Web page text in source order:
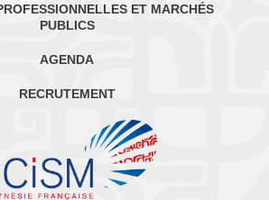
ET MARCHÉS
PUBLICS
AGENDA
RECRUTEMENT